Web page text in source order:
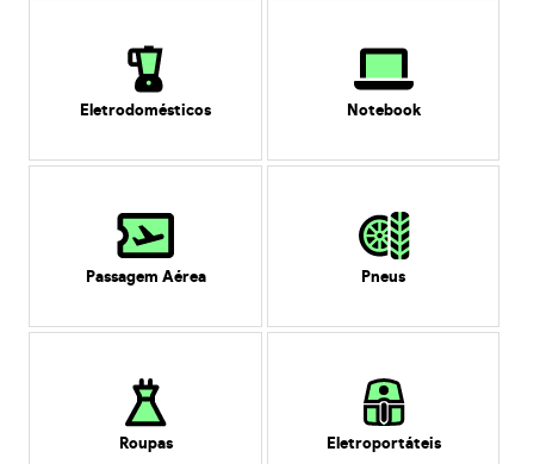
Eletrodomésticos Notebook
Passagem Aérea Pneus
Roupas Eletroportáteis